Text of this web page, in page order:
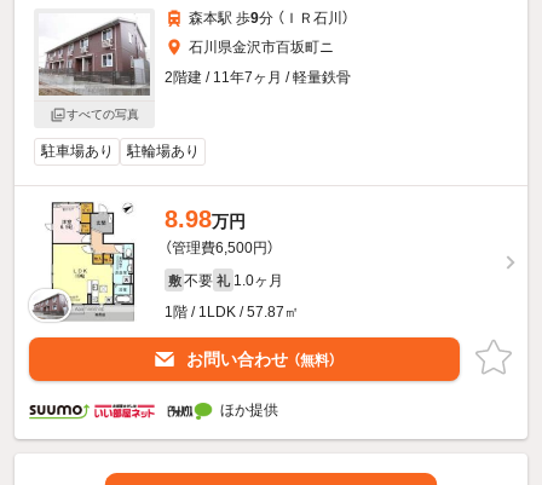
すべての写真
森本駅 歩9分 （ＩＲ石川）
石川県金沢市百坂町ニ
2階建 / 11年7ヶ月 / 軽量鉄骨
駐車場あり 駐輪場あり
8.98万円
（管理費6,500円）
敷 不要 礼 1.0ヶ月
1階 / 1LDK / 57.87㎡
お問い合わせ （無料）
ほか提供